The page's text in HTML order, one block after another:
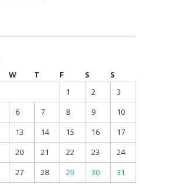
W T F S
S
1
2
3
6 7 8 9
10
13 14 15 16
17
20 21 22 23
24
27 28 29 30 31